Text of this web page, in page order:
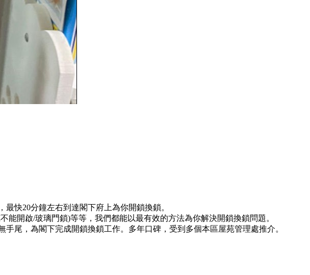
快20分鐘左右到達閣下府上為你開鎖換鎖。
開啟/玻璃門鎖)等等，我們都能以最有效的方法為你解決開鎖換鎖問題。
尾，為閣下完成開鎖換鎖工作。多年口碑，受到多個本區屋苑管理處推介。